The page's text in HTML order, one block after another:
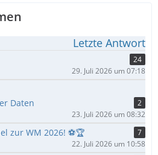
Letzte Antwort
24
29. Juli 2026 um 07:18
Daten
2
23. Juli 2026 um 08:32
zur WM 2026! ⚽🏆
7
22. Juli 2026 um 10:58